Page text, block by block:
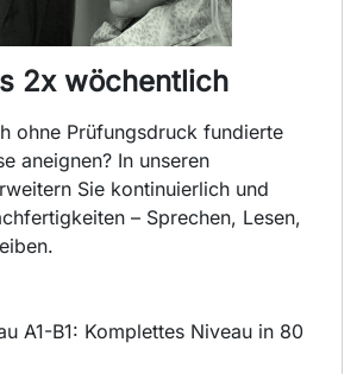
2x wöchentlich
ohne Prüfungsdruck fundierte
aneignen? In unseren
Sie kontinuierlich und
– Sprechen, Lesen,
A1-B1: Komplettes Niveau in 80